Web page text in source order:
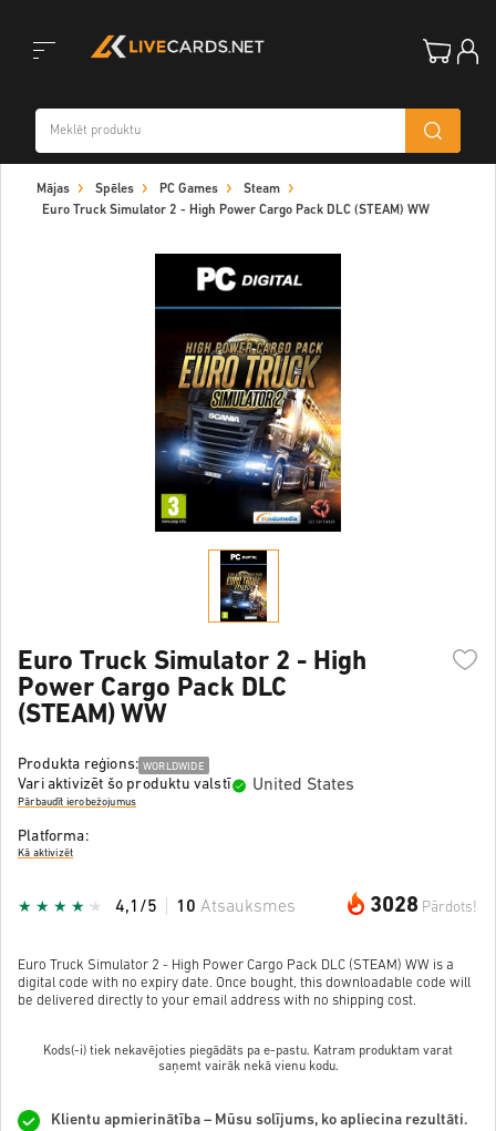
navigation
Mājas Spēles PC Games
Steam
Euro Truck Simulator 2 - High Power Cargo Pack DLC (STEAM) WW
Euro Truck Simulator 2 - High
Power Cargo Pack DLC
(STEAM) WW
Produkta reģions: WORLDWIDE
Vari aktivizēt šo produktu valstī United States
Pārbaudīt ierobežojumus
Platforma:
Kā aktivizēt
3028 Pārdots!
4,1/5 10 Atsauksmes
Euro Truck Simulator 2 - High Power Cargo Pack DLC (STEAM) WW is a
digital code with no expiry date. Once bought, this downloadable code will
be delivered directly to your email address with no shipping cost.
Kods(-i) tiek nekavējoties piegādāts pa e-pastu. Katram produktam varat
saņemt vairāk nekā vienu kodu.
Klientu apmierinātība – Mūsu solījums, ko apliecina rezultāti.